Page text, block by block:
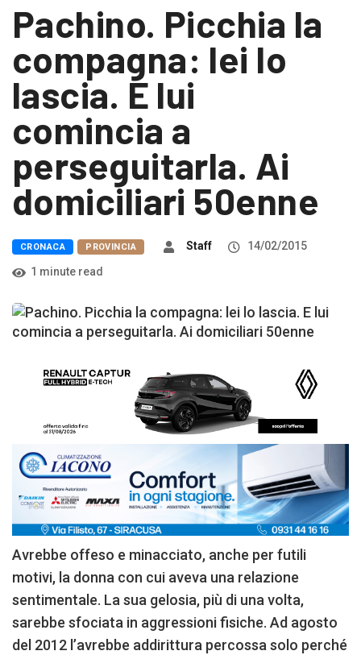
Pachino. Picchia la
compagna: lei lo
lascia. E lui
comincia a
perseguitarla. Ai
domiciliari 50enne
CRONACA PROVINCIA Staff
14/02/2015
1 minute read
Avrebbe offeso e minacciato, anche per futili
motivi, la donna con cui aveva una relazione
sentimentale. La sua gelosia, più di una volta,
sarebbe sfociata in aggressioni fisiche. Ad agosto
del 2012 l’avrebbe addirittura percossa solo perché